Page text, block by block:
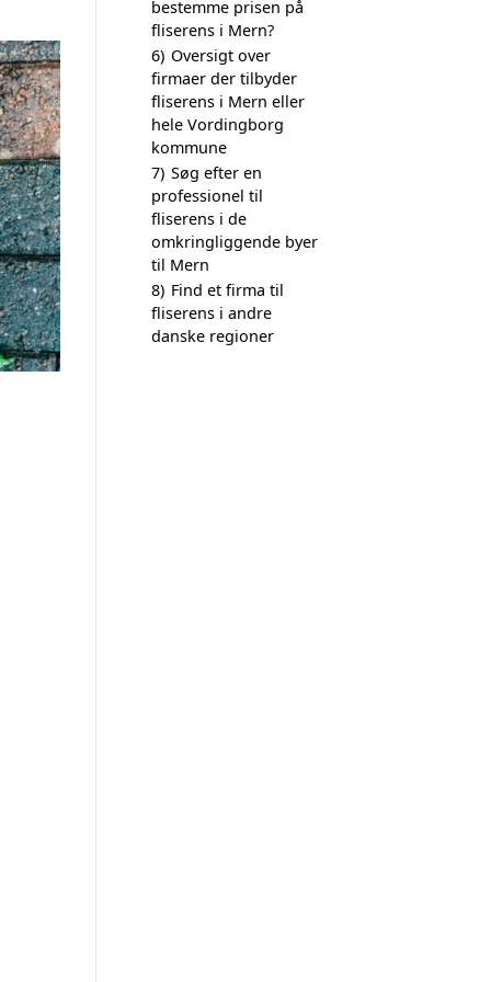
bestemme prisen på
fliserens i Mern?
6) Oversigt over
firmaer der tilbyder
fliserens i Mern eller
hele Vordingborg
kommune
7) Søg efter en
professionel til
fliserens i de
omkringliggende byer
til Mern
8) Find et firma til
fliserens i andre
danske regioner